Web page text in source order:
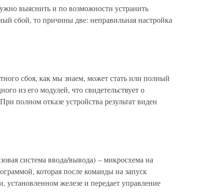
выяснить и по возможности устранить
сбой, то причины две: неправильная настройка
сбоя, как мы знаем, может стать или полный
из его модулей, что свидетельствует о
полном отказе устройства результат виден
система ввода/вывода) – микросхема на
которая после команды на запуск
установленном железе и передает управление